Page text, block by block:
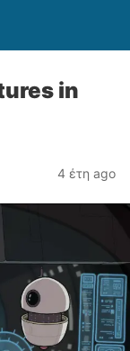
in
4 έτη ago